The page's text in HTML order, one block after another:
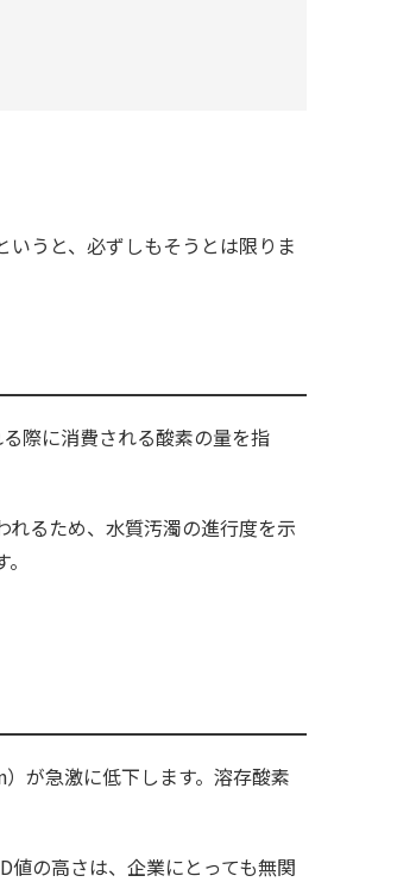
うと、必ずしもそうとは限りま
際に消費される酸素の量を指
るため、水質汚濁の進行度を示
が急激に低下します。溶存酸素
の高さは、企業にとっても無関